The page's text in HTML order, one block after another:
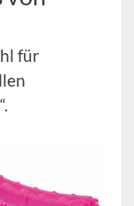
für